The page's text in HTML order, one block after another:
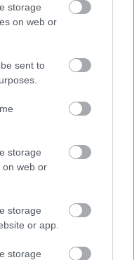
storage
on web or
sent to
storage
on web or
storage
or app.
storage